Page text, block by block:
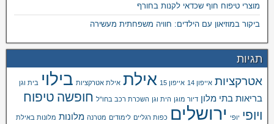
מוצרי טיפוח חוף שכדאי לקנות בחורף
ביקור במוזיאון עם הילדים: חוויה משפחתית מעשירה
תגיות
אטרקציות אייפון 14 אייפון 15 אילת אילת אטרקציות בילוי בית וגן
בריאות בתי מלון דיור מוגן הית וגן השכרת רכב בחו"ל חופשה טיפוח
ויופי יופי ירושלים כפות רגליים לימודים מטרנה מלונות מלונות באילת